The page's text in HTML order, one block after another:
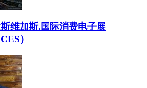
维加斯.国际消费电子展
）